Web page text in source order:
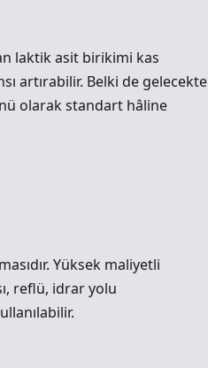
laktik asit birikimi kas
artırabilir. Belki de gelecekte
olarak standart hâline
Yüksek maliyetli
reflü, idrar yolu